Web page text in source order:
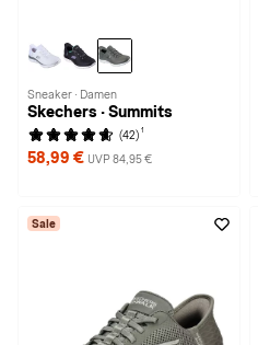
Sneaker · Damen
Skechers · Summits
(42) 1
58,99 € UVP 84,95 €
Sale